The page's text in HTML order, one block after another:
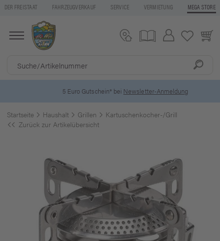
DER FREISTAAT FAHRZEUGVERKAUF SERVICE VERMIETUNG MEGA STORE
5 Euro Gutschein* beiNewsletter-Anmeldung
Startseite Haushalt Grillen
Kartuschenkocher-/Grill
Zurück zur Artikelübersicht